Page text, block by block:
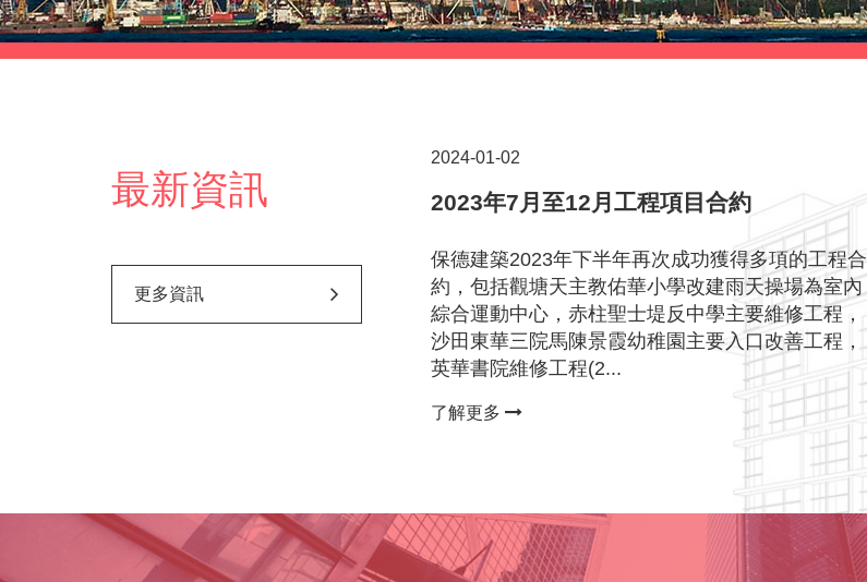
最新資訊
更多資訊
2024-01-02
2023年7月至12月工程項目合約
保德建築2023年下半年再次成功獲得多項的工程合
約，包括觀塘天主教佑華小學改建雨天操場為室內
綜合運動中心，赤柱聖士堤反中學主要維修工程，
沙田東華三院馬陳景霞幼稚園主要入口改善工程，
英華書院維修工程(2...
了解更多